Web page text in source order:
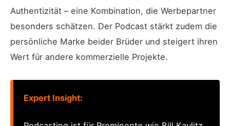
Authentizität – eine Kombination, die Werbepartner
besonders schätzen. Der Podcast stärkt zudem die
persönliche Marke beider Brüder und steigert ihren
Wert für andere kommerzielle Projekte.
Expert Insight: